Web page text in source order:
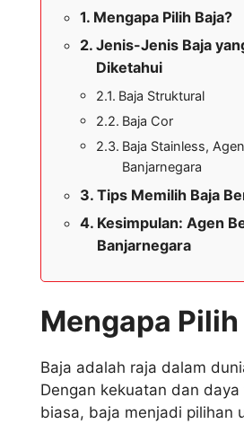
Mengapa Pilih Baja?
Jenis-Jenis Baja
Diketahui
Baja Struktural
Baja Cor
Baja Stainless,
Banjarnegara
Tips Memilih Baja
Kesimpulan: Agen
Banjarnegara
Mengapa Pilih
Baja adalah raja dalam
Dengan kekuatan dan
biasa, baja menjadi pilihan